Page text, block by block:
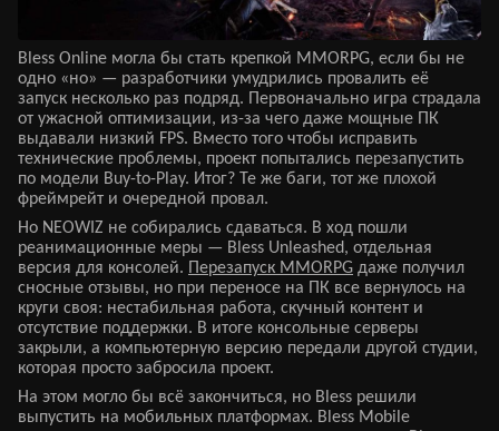
Bless Online могла бы стать крепкой MMORPG, если бы не
одно «но» — разработчики умудрились провалить её
запуск несколько раз подряд. Первоначально игра страдала
от ужасной оптимизации, из-за чего даже мощные ПК
выдавали низкий FPS. Вместо того чтобы исправить
технические проблемы, проект попытались перезапустить
по модели Buy-to-Play. Итог? Те же баги, тот же плохой
фреймрейт и очередной провал.
Но NEOWIZ не собирались сдаваться. В ход пошли
реанимационные меры — Bless Unleashed, отдельная
версия для консолей.
Перезапуск MMORPG даже получил
сносные отзывы, но при переносе на ПК все вернулось на
круги своя: нестабильная работа, скучный контент и
отсутствие поддержки. В итоге консольные серверы
закрыли, а компьютерную версию передали другой студии,
которая просто забросила проект.
На этом могло бы всё закончиться, но Bless решили
выпустить на мобильных платформах. Bless Mobile